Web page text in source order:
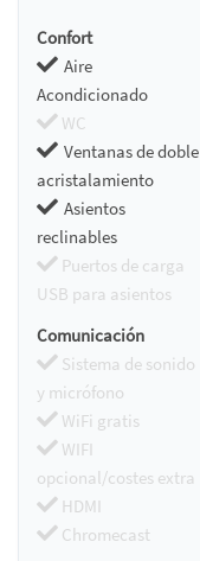
Confort
Aire
Acondicionado
WC
Ventanas de doble
acristalamiento
Asientos
reclinables
Puertos de carga
USB para asientos
Comunicación
Sistema de sonido
y micrófono
WiFi gratis
WIFI
opcional/costes extra
HDMI
Chromecast